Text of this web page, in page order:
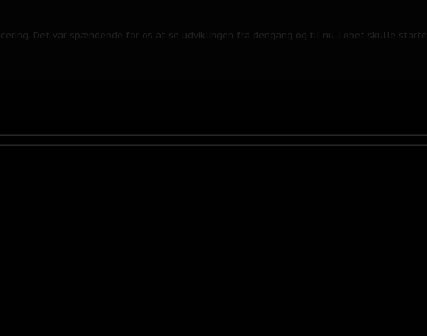
Det var spændende for os at se udviklingen fra dengang og til nu. Løbet skulle starte